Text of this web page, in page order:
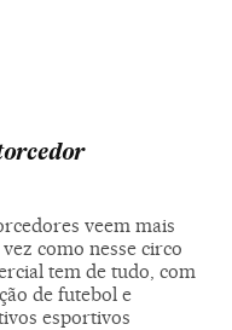
veem mais
como nesse circo
tem de tudo, com
de futebol e
esportivos